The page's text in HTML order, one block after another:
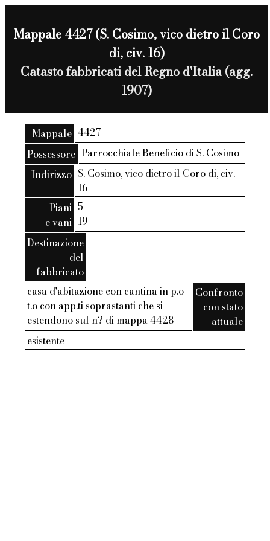
Mappale 4427 (S. Cosimo, vico dietro il Coro
di, civ. 16)
Catasto fabbricati del Regno d'Italia (agg.
1907)
Mappale 4427
Possessore Parrocchiale Beneficio di S. Cosimo
Indirizzo S. Cosimo, vico dietro il Coro di, civ.
16
Piani
e vani
5
19
Destinazione
del
fabbricato
casa d'abitazione con cantina in p.o
t.o con app.ti soprastanti che si
estendono sul n? di mappa 4428
Confronto
con stato
attuale
esistente